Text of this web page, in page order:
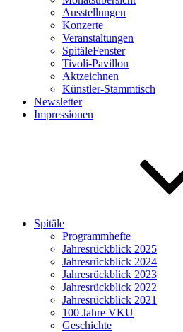
Ausstellungen
Konzerte
Veranstaltungen
SpitäleFenster
Tivoli-Pavillon
Aktzeichnen
Künstler-Stammtisch
Newsletter
Impressionen
Spitäle
Programmhefte
Jahresrückblick 2025
Jahresrückblick 2024
Jahresrückblick 2023
Jahresrückblick 2022
Jahresrückblick 2021
100 Jahre VKU
Geschichte